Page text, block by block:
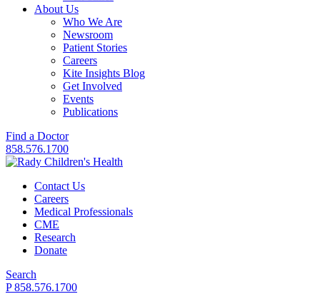
About Us
Who We Are
Newsroom
Patient Stories
Careers
Kite Insights Blog
Get Involved
Events
Publications
Find a Doctor
858.576.1700
Contact Us
Careers
Medical Professionals
CME
Research
Donate
Search
P 858.576.1700